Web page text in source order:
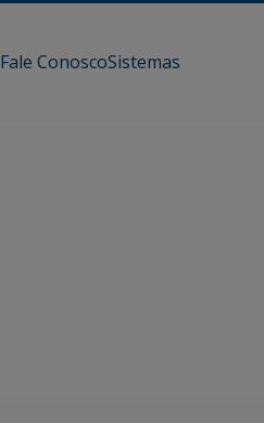
Fale ConoscoSistemas